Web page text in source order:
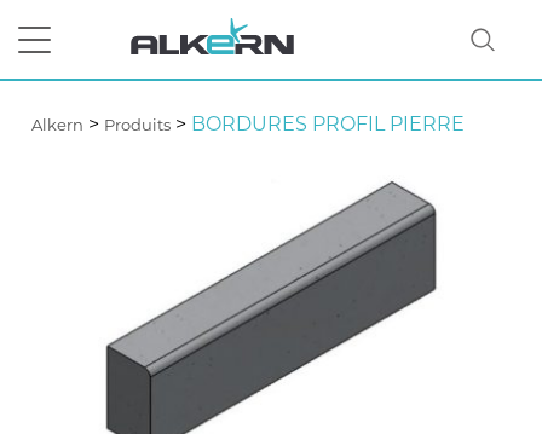
Alkern > Produits > BORDURES PROFIL PIERRE